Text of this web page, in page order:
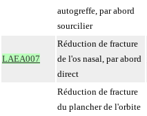
autogreffe, par abord
sourcilier
LAEA007
Réduction de fracture
de l'os nasal, par abord
direct
Réduction de fracture
du plancher de l'orbite